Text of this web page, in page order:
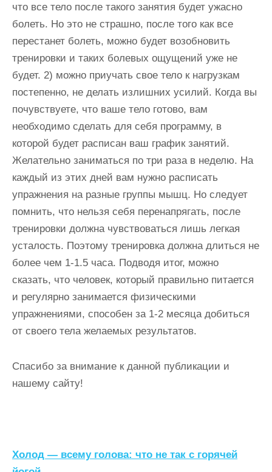
что все тело после такого занятия будет ужасно
болеть. Но это не страшно, после того как все
перестанет болеть, можно будет возобновить
тренировки и таких болевых ощущений уже не
будет. 2) можно приучать свое тело к нагрузкам
постепенно, не делать излишних усилий. Когда вы
почувствуете, что ваше тело готово, вам
необходимо сделать для себя программу, в
которой будет расписан ваш график занятий.
Желательно заниматься по три раза в неделю. На
каждый из этих дней вам нужно расписать
упражнения на разные группы мышц. Но следует
помнить, что нельзя себя перенапрягать, после
тренировки должна чувствоваться лишь легкая
усталость. Поэтому тренировка должна длиться не
более чем 1-1.5 часа. Подводя итог, можно
сказать, что человек, который правильно питается
и регулярно занимается физическими
упражнениями, способен за 1-2 месяца добиться
от своего тела желаемых результатов.
Спасибо за внимание к данной публикации и
нашему сайту!
Н
Холод — всему голова: что не так с горячей